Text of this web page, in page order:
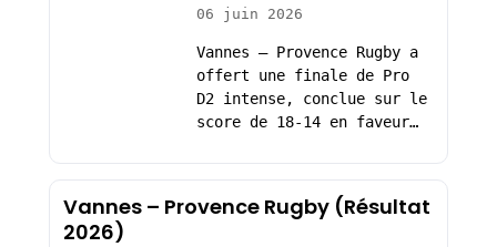
06 juin 2026
Vannes – Provence Rugby a
offert une finale de Pro
D2 intense, conclue sur le
score de 18-14 en faveur…
Vannes – Provence Rugby (Résultat
2026)